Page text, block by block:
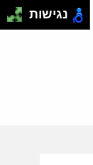
נגישות